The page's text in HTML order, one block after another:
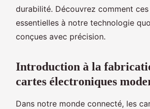
durabilité. Découvrez comment
essentielles à notre technologie
conçues avec précision.
Introduction à la
cartes électroniques
Dans notre monde connecté, les